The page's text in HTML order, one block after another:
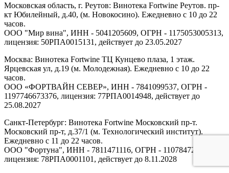
Московская область, г. Реутов: Винотека Fortwine Реутов. пр-
кт Юбилейный, д.40, (м. Новокосино). Ежедневно с 10 до 22
часов.
ООО "Мир вина", ИНН - 5041205609, ОГРН - 1175053005313,
лицензия: 50РПА0015131, действует до 23.05.2027
Москва: Винотека Fortwine ТЦ Кунцево плаза, 1 этаж.
Ярцевская ул, д.19 (м. Молодежная). Ежедневно с 10 до 22
часов.
ООО «ФОРТВАЙН СЕВЕР», ИНН - 7841099537, ОГРН -
1197746673376, лицензия: 77РПА0014948, действует до
25.08.2027
Санкт-Петербург: Винотека Fortwine Московский пр-т.
Московский пр-т, д.37/1 (м. Технологический институт).
Ежедневно с 11 до 22 часов.
ООО "Фортуна", ИНН - 7811471116, ОГРН - 1107847277438,
лицензия: 78РПА0001101, действует до 8.11.2028